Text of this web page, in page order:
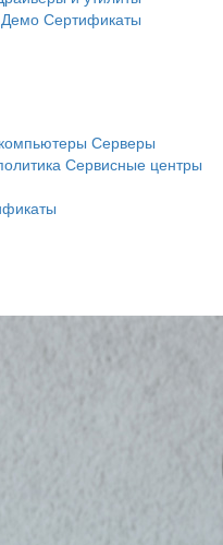
Демо Сертификаты
Серверы
Сервисные центры